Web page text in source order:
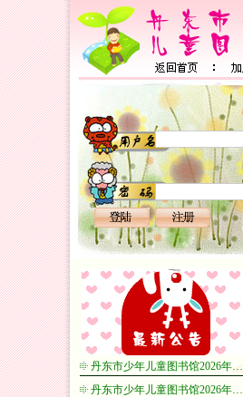
丹东市少年儿童图书馆2026年…
丹东市少年儿童图书馆2026年…